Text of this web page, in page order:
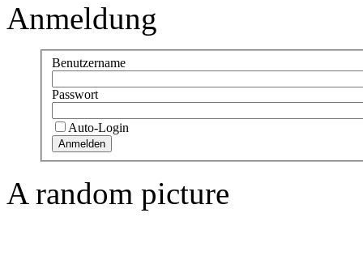
Anmeldung
Benutzername
Passwort
Auto-Login
A random picture